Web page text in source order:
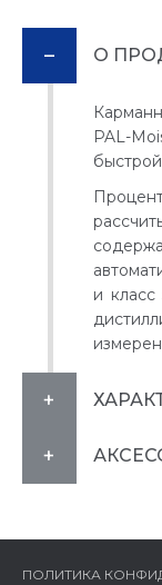
О
PAL-
и
ПОЛИТИКА